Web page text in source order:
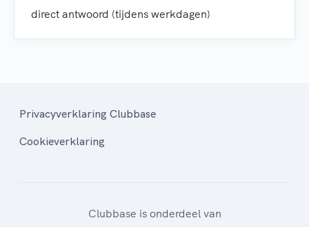
direct antwoord (tijdens werkdagen)
Privacyverklaring Clubbase
Cookieverklaring
Clubbase is onderdeel van